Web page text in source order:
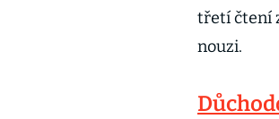
třetí čtení
nouzi.